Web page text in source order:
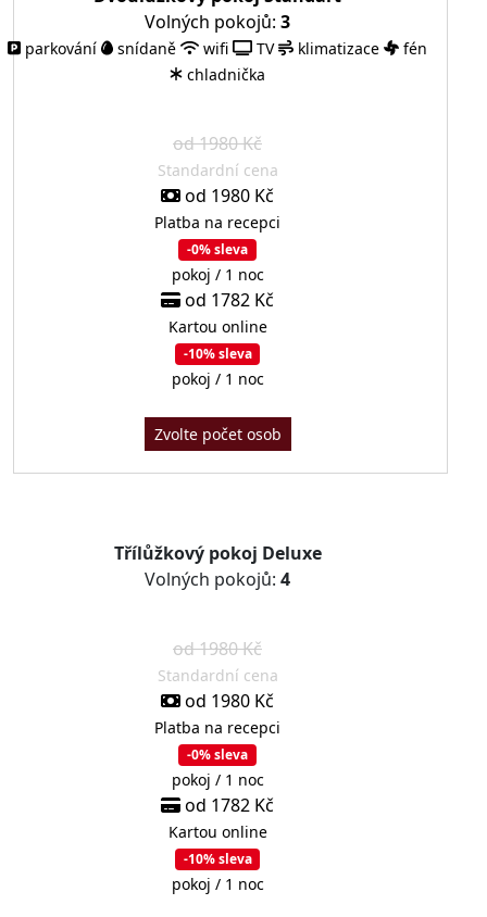
Volných pokojů: 3
parkování snídaně wifi TV klimatizace
fén
chladnička
od 1980 Kč
Standardní cena
od 1980 Kč
Platba na recepci
-0% sleva
pokoj / 1 noc
od 1782 Kč
Kartou online
-10% sleva
pokoj / 1 noc
Zvolte počet osob
Třílůžkový pokoj Deluxe
Volných pokojů: 4
od 1980 Kč
Standardní cena
od 1980 Kč
Platba na recepci
-0% sleva
pokoj / 1 noc
od 1782 Kč
Kartou online
-10% sleva
pokoj / 1 noc